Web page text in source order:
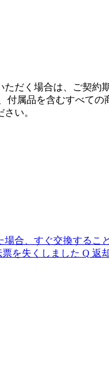
だく場合は、ご契約
付属品を含むすべての
い。
合、すぐ交換するこ
を失くしました Q 返